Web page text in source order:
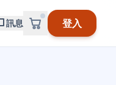
訊息 登入